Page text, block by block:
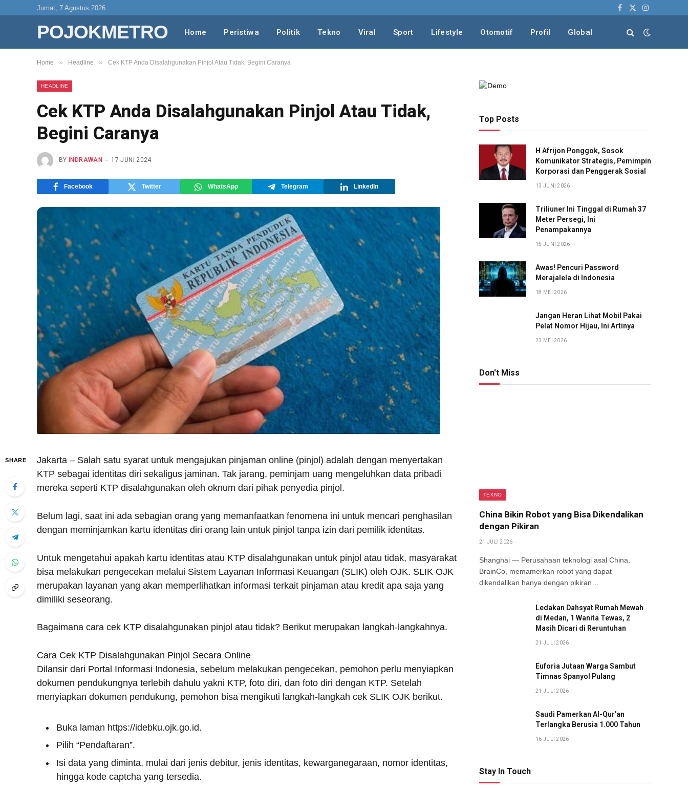
Jumat, 7 Agustus 2026
Facebook
X
Instagram
POJOKMETRO Home Peristiwa Politik Tekno Viral Sport Lifestyle Otomotif Profil Global
Home » Headline » Cek KTP Anda Disalahgunakan Pinjol Atau Tidak, Begini Caranya
HEADLINE
Cek KTP Anda Disalahgunakan Pinjol Atau Tidak,
Begini Caranya
BY INDRAWAN 17 JUNI 2024
Facebook Twitter WhatsApp Telegram LinkedIn
SHARE
Jakarta – Salah satu syarat untuk mengajukan pinjaman online (pinjol) adalah dengan menyertakan
KTP sebagai identitas diri sekaligus jaminan. Tak jarang, peminjam uang mengeluhkan data pribadi
mereka seperti KTP disalahgunakan oleh oknum dari pihak penyedia pinjol.
Belum lagi, saat ini ada sebagian orang yang memanfaatkan fenomena ini untuk mencari penghasilan
dengan meminjamkan kartu identitas diri orang lain untuk pinjol tanpa izin dari pemilik identitas.
Untuk mengetahui apakah kartu identitas atau KTP disalahgunakan untuk pinjol atau tidak, masyarakat
bisa melakukan pengecekan melalui Sistem Layanan Informasi Keuangan (SLIK) oleh OJK. SLIK OJK
merupakan layanan yang akan memperlihatkan informasi terkait pinjaman atau kredit apa saja yang
dimiliki seseorang.
Bagaimana cara cek KTP disalahgunakan pinjol atau tidak? Berikut merupakan langkah-langkahnya.
Cara Cek KTP Disalahgunakan Pinjol Secara Online
Dilansir dari Portal Informasi Indonesia, sebelum melakukan pengecekan, pemohon perlu menyiapkan
dokumen pendukungnya terlebih dahulu yakni KTP, foto diri, dan foto diri dengan KTP. Setelah
menyiapkan dokumen pendukung, pemohon bisa mengikuti langkah-langkah cek SLIK OJK berikut.
Buka laman https://idebku.ojk.go.id.
Pilih “Pendaftaran”.
Isi data yang diminta, mulai dari jenis debitur, jenis identitas, kewarganegaraan, nomor identitas,
hingga kode captcha yang tersedia.
Top Posts
H Afrijon Ponggok, Sosok
Komunikator Strategis, Pemimpin
Korporasi dan Penggerak Sosial
13 JUNI 2026
Triliuner Ini Tinggal di Rumah 37
Meter Persegi, Ini
Penampakannya
15 JUNI 2026
Awas! Pencuri Password
Merajalela di Indonesia
18 MEI 2026
Jangan Heran Lihat Mobil Pakai
Pelat Nomor Hijau, Ini Artinya
23 MEI 2026
Don't Miss
TEKNO
China Bikin Robot yang Bisa Dikendalikan
dengan Pikiran
21 JULI 2026
Shanghai — Perusahaan teknologi asal China,
BrainCo, memamerkan robot yang dapat
dikendalikan hanya dengan pikiran…
Ledakan Dahsyat Rumah Mewah
di Medan, 1 Wanita Tewas, 2
Masih Dicari di Reruntuhan
21 JULI 2026
Euforia Jutaan Warga Sambut
Timnas Spanyol Pulang
21 JULI 2026
Saudi Pamerkan Al-Qur’an
Terlangka Berusia 1.000 Tahun
16 JULI 2026
Stay In Touch